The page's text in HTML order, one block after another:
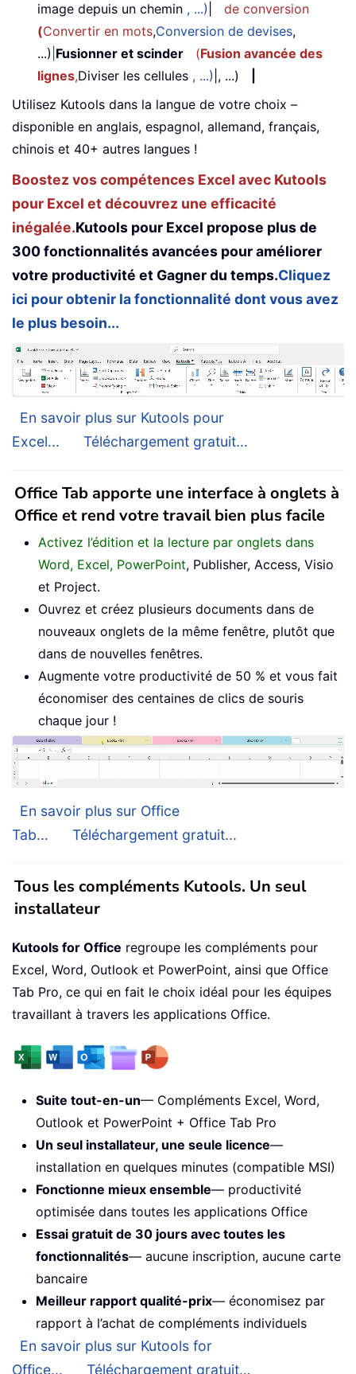
image depuis un chemin , ...)
de conversion
(Convertir en mots,Conversion de devises,
...) Fusionner et scinder (Fusion avancée des
lignes,Diviser les cellules , ...) |, ...)
Utilisez Kutools dans la langue de votre choix –
disponible en anglais, espagnol, allemand, français,
chinois et 40+ autres langues !
Boostez vos compétences Excel avec Kutools
pour Excel et découvrez une efficacité
inégalée.Kutools pour Excel propose plus de
300 fonctionnalités avancées pour améliorer
votre productivité et Gagner du temps.Cliquez
ici pour obtenir la fonctionnalité dont vous avez
le plus besoin...
En savoir plus sur Kutools pour
Excel...
Téléchargement gratuit...
Office Tab apporte une interface à onglets à
Office et rend votre travail bien plus facile
Activez l’édition et la lecture par onglets dans
Word, Excel, PowerPoint, Publisher, Access, Visio
et Project.
Ouvrez et créez plusieurs documents dans de
nouveaux onglets de la même fenêtre, plutôt que
dans de nouvelles fenêtres.
Augmente votre productivité de 50 % et vous fait
économiser des centaines de clics de souris
chaque jour !
En savoir plus sur Office
Tab...
Téléchargement gratuit...
Tous les compléments Kutools. Un seul
installateur
Kutools for Office regroupe les compléments pour
Excel, Word, Outlook et PowerPoint, ainsi que Office
Tab Pro, ce qui en fait le choix idéal pour les équipes
travaillant à travers les applications Office.
Suite tout-en-un— Compléments Excel, Word,
Outlook et PowerPoint + Office Tab Pro
Un seul installateur, une seule licence—
installation en quelques minutes (compatible MSI)
Fonctionne mieux ensemble— productivité
optimisée dans toutes les applications Office
Essai gratuit de 30 jours avec toutes les
fonctionnalités— aucune inscription, aucune carte
bancaire
Meilleur rapport qualité-prix— économisez par
rapport à l’achat de compléments individuels
En savoir plus sur Kutools for
Office...
Téléchargement gratuit…